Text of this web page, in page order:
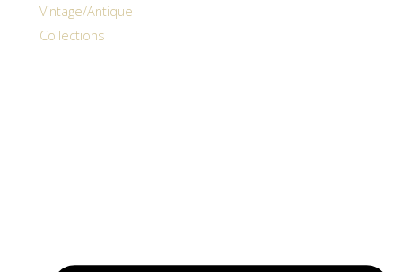
Vintage/Antique
Collections